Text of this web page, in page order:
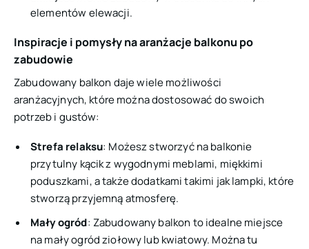
elementów elewacji.
Inspiracje i pomysły na aranżacje balkonu po
zabudowie
Zabudowany balkon daje wiele możliwości
aranżacyjnych, które można dostosować do swoich
potrzeb i gustów:
Strefa relaksu: Możesz stworzyć na balkonie
przytulny kącik z wygodnymi meblami, miękkimi
poduszkami, a także dodatkami takimi jak lampki, które
stworzą przyjemną atmosferę.
Mały ogród: Zabudowany balkon to idealne miejsce
na mały ogród ziołowy lub kwiatowy. Można tu